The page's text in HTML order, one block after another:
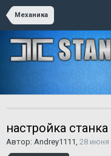
Механика
настройка станка
Автор: Andrey1111, 28 июня